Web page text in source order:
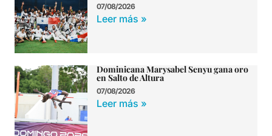
07/08/2026
Leer más »
Dominicana Marysabel Senyu gana oro
en Salto de Altura
07/08/2026
Leer más »